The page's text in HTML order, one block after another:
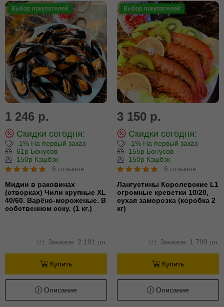
Выбор покупателей
1 246 р.
Скидки сегодня:
-1% На первый заказ
61р Бонусов
150р Кэшбэк
6 отзывов
Мидии в раковинах
(створках) Чили крупные XL
40/60. Варёно-мороженые. В
собственном соку. (1 кг.)
Заказов: 2 191 шт.
Купить
Описание
Выбор покупателей
3 150 р.
Скидки сегодня:
-1% На первый заказ
155р Бонусов
150р Кэшбэк
6 отзывов
Лангустины Королевские L1
огромные креветки 10/20,
сухая заморозка (коробка 2
кг)
Заказов: 1 799 шт.
Купить
Описание